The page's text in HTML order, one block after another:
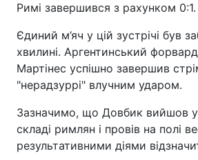
Римі завершився з рахунком 0:1.
Єдиний м’яч у цій зустрічі був
хвилині. Аргентинський
Мартінес успішно завершив
"нерадзуррі" влучним ударом.
Зазначимо, що Довбик вийшов
складі римлян і провів на полі
результативними діями